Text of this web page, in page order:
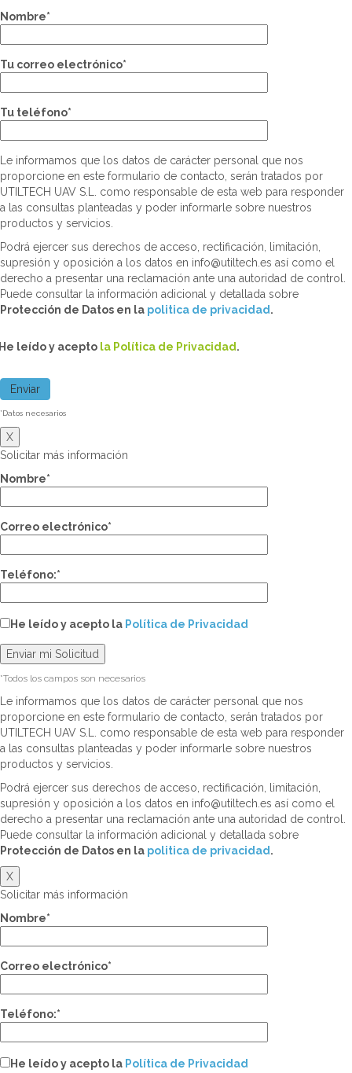
Nombre*
Tu correo electrónico*
Tu teléfono*
Le informamos que los datos de carácter personal que nos
proporcione en este formulario de contacto, serán tratados por
UTILTECH UAV S.L. como responsable de esta web para responder
a las consultas planteadas y poder informarle sobre nuestros
productos y servicios.
Podrá ejercer sus derechos de acceso, rectificación, limitación,
supresión y oposición a los datos en info@utiltech.es así como el
derecho a presentar una reclamación ante una autoridad de control.
Puede consultar la información adicional y detallada sobre
Protección de Datos en la politica de privacidad .
leído y acepto la Política de Privacidad .
*Datos necesarios
X
Solicitar más información
Nombre*
Correo electrónico*
Teléfono:*
He leído y acepto la Política de Privacidad
*Todos los campos son necesarios
Le informamos que los datos de carácter personal que nos
proporcione en este formulario de contacto, serán tratados por
UTILTECH UAV S.L. como responsable de esta web para responder
a las consultas planteadas y poder informarle sobre nuestros
productos y servicios.
Podrá ejercer sus derechos de acceso, rectificación, limitación,
supresión y oposición a los datos en info@utiltech.es así como el
derecho a presentar una reclamación ante una autoridad de control.
Puede consultar la información adicional y detallada sobre
Protección de Datos en la politica de privacidad .
X
Solicitar más información
Nombre*
Correo electrónico*
Teléfono:*
He leído y acepto la Política de Privacidad